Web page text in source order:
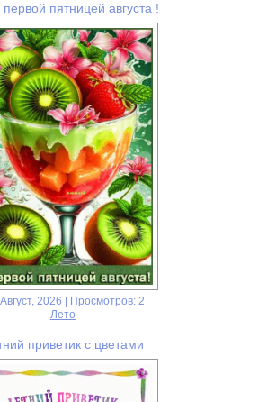
пятницей августа !
2026 | Просмотров: 2
Лето
приветик с цветами